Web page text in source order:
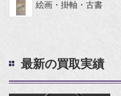
絵画・掛軸・古書
最新の買取実績